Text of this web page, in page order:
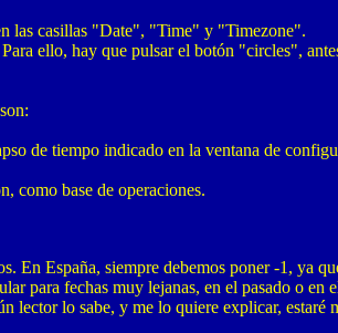
las casillas "Date", "Time" y "Timezone".
ello, hay que pulsar el botón "circles",
de tiempo indicado en la ventana de
como base de operaciones.
España, siempre debemos poner -1, ya
para fechas muy lejanas, en el pasado o en
lo sabe, y me lo quiere explicar, estaré